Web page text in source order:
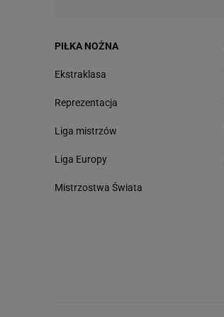
PIŁKA NOŻNA
Ekstraklasa
Reprezentacja
Liga mistrzów
Liga Europy
Mistrzostwa Świata